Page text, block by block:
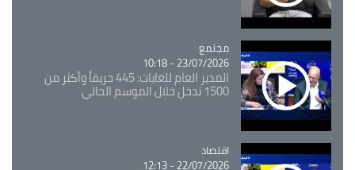
Catégorie
مجتمع
23/07/2026 - 10:18
المدير العام للغابات: 445 حريقاً وأكثر من
1500 تدخل خلال الموسم الحالي
Catégorie
اقتصاد
22/07/2026 - 12:13